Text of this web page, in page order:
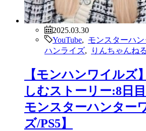
2025.03.30
YouTube
モンスターハン
ハンライズ
りんちゃんねる
【モンハンワイルズ
しむストーリー:8日
モンスターハンター
ズ/PS5】